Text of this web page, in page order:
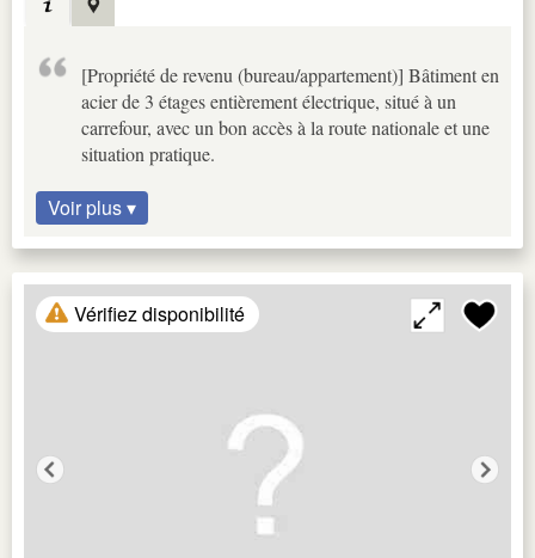
[Propriété de revenu (bureau/appartement)] Bâtiment en
acier de 3 étages entièrement électrique, situé à un
carrefour, avec un bon accès à la route nationale et une
situation pratique.
Voir plus ▾
Vérifiez disponibilité